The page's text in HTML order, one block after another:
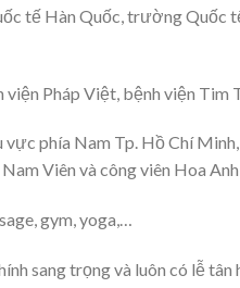
tế Hàn Quốc, trường
Pháp Việt, bệnh viện Tim
phía Nam Tp. Hồ Chí
Viên và công viên Hoa
gym, yoga,…
sang trọng và luôn có lễ tân